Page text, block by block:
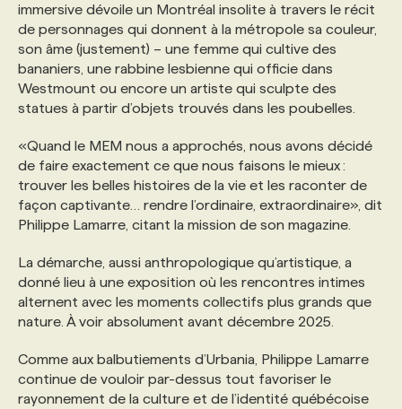
immersive dévoile un Montréal insolite à travers le récit
de personnages qui donnent à la métropole sa couleur,
son âme (justement) – une femme qui cultive des
bananiers, une rabbine lesbienne qui officie dans
Westmount ou encore un artiste qui sculpte des
statues à partir d’objets trouvés dans les poubelles.
«Quand le MEM nous a approchés, nous avons décidé
de faire exactement ce que nous faisons le mieux :
trouver les belles histoires de la vie et les raconter de
façon captivante… rendre l’ordinaire, extraordinaire», dit
Philippe Lamarre, citant la mission de son magazine.
La démarche, aussi anthropologique qu’artistique, a
donné lieu à une exposition où les rencontres intimes
alternent avec les moments collectifs plus grands que
nature. À voir absolument avant décembre 2025.
Comme aux balbutiements d’Urbania, Philippe Lamarre
continue de vouloir par-dessus tout favoriser le
rayonnement de la culture et de l’identité québécoise